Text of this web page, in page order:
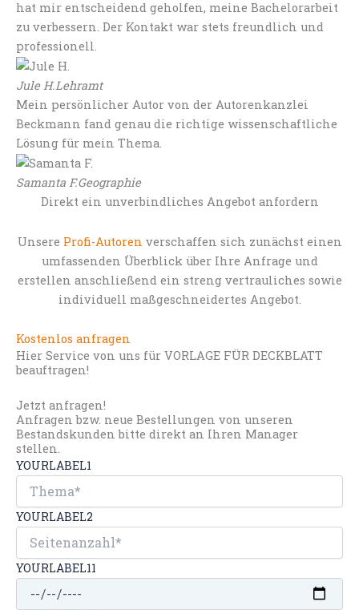
hat mir entscheidend geholfen, meine Bachelorarbeit
zu verbessern. Der Kontakt war stets freundlich und
professionell.
Jule H.Lehramt
Mein persönlicher Autor von der Autorenkanzlei
Beckmann fand genau die richtige wissenschaftliche
Lösung für mein Thema.
Samanta F.Geographie
Direkt ein unverbindliches Angebot anfordern
Unsere Profi-Autoren verschaffen sich zunächst einen
umfassenden Überblick über Ihre Anfrage und
erstellen anschließend ein streng vertrauliches sowie
individuell maßgeschneidertes Angebot.
Kostenlos anfragen
Hier Service von uns für VORLAGE FÜR DECKBLATT
beauftragen!
Jetzt anfragen!
Anfragen bzw. neue Bestellungen von unseren
Bestandskunden bitte direkt an Ihren Manager
stellen.
YOURLABEL1
YOURLABEL2
YOURLABEL11